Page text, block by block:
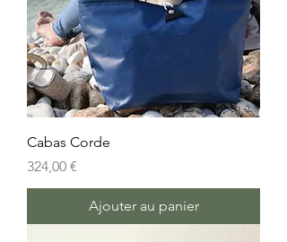
Cabas Corde
Prix
324,00 €
Ajouter au panier